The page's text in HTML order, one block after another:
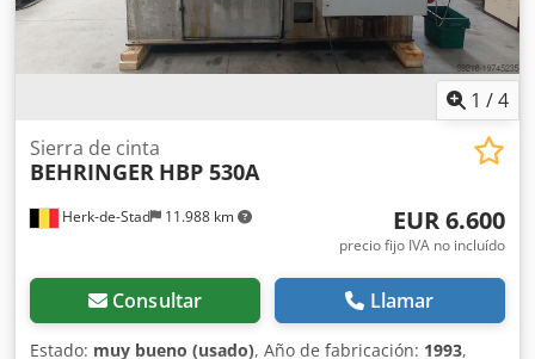
1 /4
Herk-de-Stad 11.988 km
Sierra de cinta
BEHRINGER HBP 530A
EUR 6.600
precio fijo IVA no incluído
Consultar Llamar
Estado: muy bueno (usado), Año de fabricación: 1993,